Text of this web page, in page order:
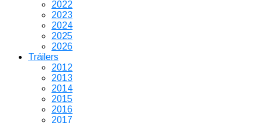
2022
2023
2024
2025
2026
Tráilers
2012
2013
2014
2015
2016
2017